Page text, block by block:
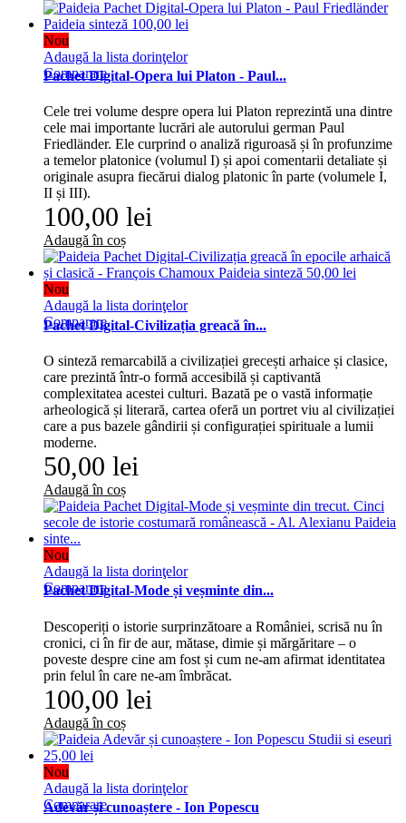
Nou
Adaugă la lista dorinţelor
Comparare
Pachet Digital-Opera lui Platon - Paul...
Cele trei volume despre opera lui Platon reprezintă una dintre
cele mai importante lucrări ale autorului german Paul
Friedländer. Ele curprind o analiză riguroasă și în profunzime
a temelor platonice (volumul I) și apoi comentarii detaliate și
originale asupra fiecărui dialog platonic în parte (volumele I,
II și III).
100,00 lei
Adaugă în coș
Nou
Adaugă la lista dorinţelor
Comparare
Pachet Digital-Civilizația greacă în...
O sinteză remarcabilă a civilizației grecești arhaice și clasice,
care prezintă într-o formă accesibilă și captivantă
complexitatea acestei culturi. Bazată pe o vastă informație
arheologică și literară, cartea oferă un portret viu al civilizației
care a pus bazele gândirii și configurației spirituale a lumii
moderne.
50,00 lei
Adaugă în coș
Nou
Adaugă la lista dorinţelor
Comparare
Pachet Digital-Mode și veșminte din...
Descoperiți o istorie surprinzătoare a României, scrisă nu în
cronici, ci în fir de aur, mătase, dimie și mărgăritare – o
poveste despre cine am fost și cum ne-am afirmat identitatea
prin felul în care ne-am îmbrăcat.
100,00 lei
Adaugă în coș
Nou
Adaugă la lista dorinţelor
Comparare
Adevăr și cunoaștere - Ion Popescu